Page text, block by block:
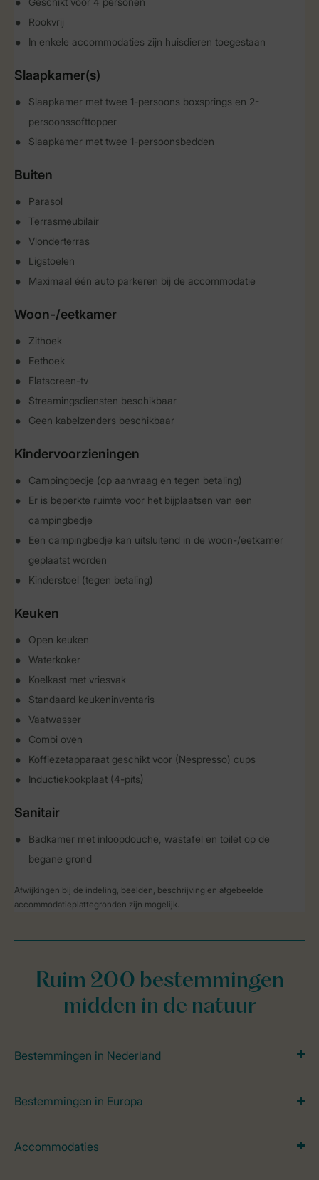
Rookvrij
In enkele accommodaties zijn huisdieren toegestaan
Slaapkamer(s)
Slaapkamer met twee 1-persoons boxsprings en 2-
persoonssofttopper
Slaapkamer met twee 1-persoonsbedden
Buiten
Parasol
Terrasmeubilair
Vlonderterras
Ligstoelen
Maximaal één auto parkeren bij de accommodatie
Woon-/eetkamer
Zithoek
Eethoek
Flatscreen-tv
Streamingsdiensten beschikbaar
Geen kabelzenders beschikbaar
Kindervoorzieningen
Campingbedje (op aanvraag en tegen betaling)
Er is beperkte ruimte voor het bijplaatsen van een
campingbedje
Een campingbedje kan uitsluitend in de woon-/eetkamer
geplaatst worden
Kinderstoel (tegen betaling)
Keuken
Open keuken
Waterkoker
Koelkast met vriesvak
Standaard keukeninventaris
Vaatwasser
Combi oven
Koffiezetapparaat geschikt voor (Nespresso) cups
Inductiekookplaat (4-pits)
Sanitair
Badkamer met inloopdouche, wastafel en toilet op de
begane grond
Afwijkingen bij de indeling, beelden, beschrijving en afgebeelde
accommodatieplattegronden zijn mogelijk.
Ruim 200 bestemmingen
midden in de natuur
Bestemmingen in Nederland
Bestemmingen in Europa
Accommodaties